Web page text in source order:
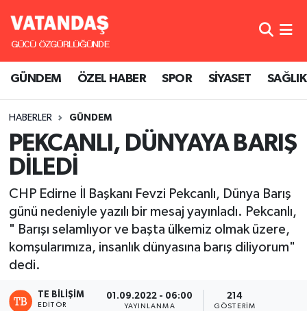
GÜNDEM ÖZEL HABER SPOR SİYASET SAĞLIK
HABERLER GÜNDEM
PEKCANLI, DÜNYAYA BARIŞ
DİLEDİ
CHP Edirne İl Başkanı Fevzi Pekcanlı, Dünya Barış
günü nedeniyle yazılı bir mesaj yayınladı. Pekcanlı,
" Barışı selamlıyor ve başta ülkemiz olmak üzere,
komşularımıza, insanlık dünyasına barış diliyorum"
dedi.
TE BILIŞIM
EDITÖR
01.09.2022 - 06:00
YAYINLANMA
214
GÖSTERIM
GÜNDEM
SPOR
SİYASET
SAĞLIK
Hava Durumu
Süper Lig Puan Durumu ve Fikstür
Tüm Manşetler
Son Dakika Haberleri
Haber Arşivi